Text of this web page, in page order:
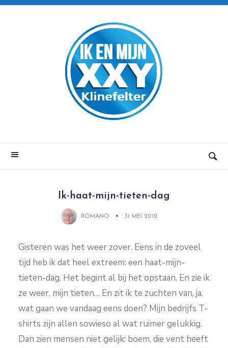
Ik-haat-mijn-tieten-dag
ROMANO 31 MEI 2012
Gisteren was het weer zover. Eens in de zoveel
tijd heb ik dat heel extreem: een haat-mijn-
tieten-dag. Het begint al bij het opstaan. En zie ik
ze weer, mijn tieten… En zit ik te zuchten van, ja,
wat gaan we vandaag eens doen? Mijn bedrijfs T-
shirts zijn allen sowieso al wat ruimer gelukkig.
Dan zien mensen niet gelijk: boem, die vent heeft